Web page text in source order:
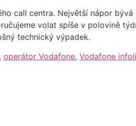
call centra. Největší nápor
volat spíše v polovině
technický výpadek.
, operátor Vodafone, Vodafone